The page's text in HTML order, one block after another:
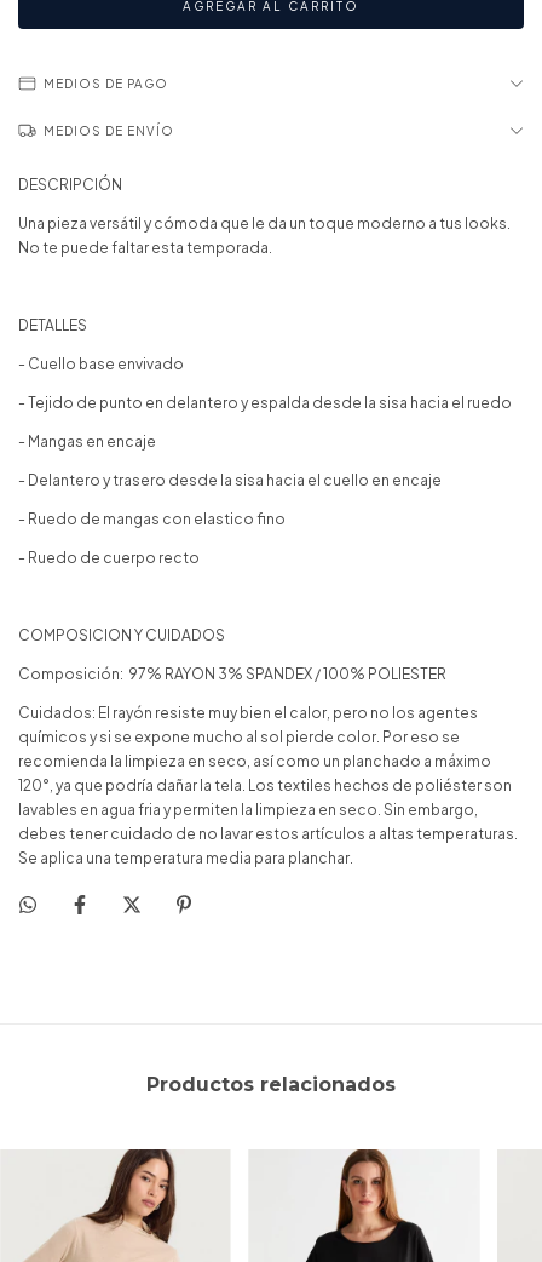
MEDIOS DE PAGO
MEDIOS DE ENVÍO
DESCRIPCIÓN
Una pieza versátil y cómoda que le da un toque moderno a tus looks.
No te puede faltar esta temporada.
DETALLES
- Cuello base envivado
- Tejido de punto en delantero y espalda desde la sisa hacia el ruedo
- Mangas en encaje
- Delantero y trasero desde la sisa hacia el cuello en encaje
- Ruedo de mangas con elastico fino
- Ruedo de cuerpo recto
COMPOSICION Y CUIDADOS
Composición: 97% RAYON 3% SPANDEX / 100% POLIESTER
Cuidados: El rayón resiste muy bien el calor, pero no los agentes
químicos y si se expone mucho al sol pierde color. Por eso se
recomienda la limpieza en seco, así como un planchado a máximo
120°, ya que podría dañar la tela. Los textiles hechos de poliéster son
lavables en agua fria y permiten la limpieza en seco. Sin embargo,
debes tener cuidado de no lavar estos artículos a altas temperaturas.
Se aplica una temperatura media para planchar.
Productos relacionados